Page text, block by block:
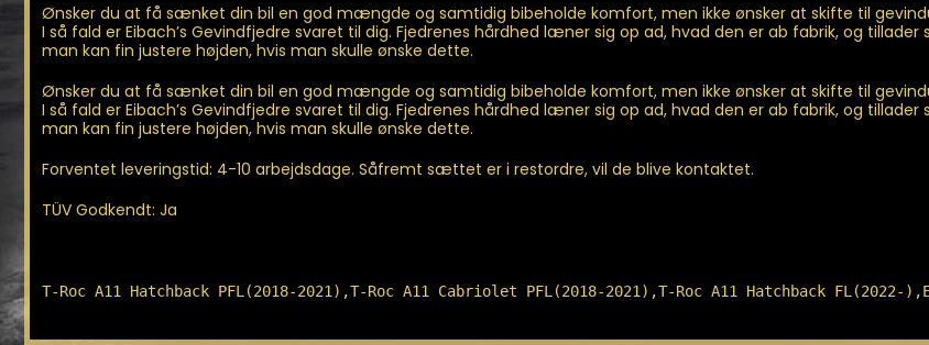
Roc
A11
Ønsker du at få sænket din bil en god mængde og samtidig bibeholde komfort, men ikke ønsker at skifte til
I så fald er Eibach’s Gevindfjedre svaret til dig. Fjedrenes hårdhed læner sig op ad, hvad den er ab fabrik, og
man kan fin justere højden, hvis man skulle ønske dette.
Ønsker du at få sænket din bil en god mængde og samtidig bibeholde komfort, men ikke ønsker at skifte til
I så fald er Eibach’s Gevindfjedre svaret til dig. Fjedrenes hårdhed læner sig op ad, hvad den er ab fabrik, og
man kan fin justere højden, hvis man skulle ønske dette.
Forventet leveringstid: 4-10 arbejdsdage. Såfremt sættet er i restordre, vil de blive kontaktet.
TÜV Godkendt: Ja
T-Roc A11 Hatchback PFL(2018-2021),T-Roc A11 Cabriolet PFL(2018-2021),T-Roc A11 Hatchback FL(2022-),E21-